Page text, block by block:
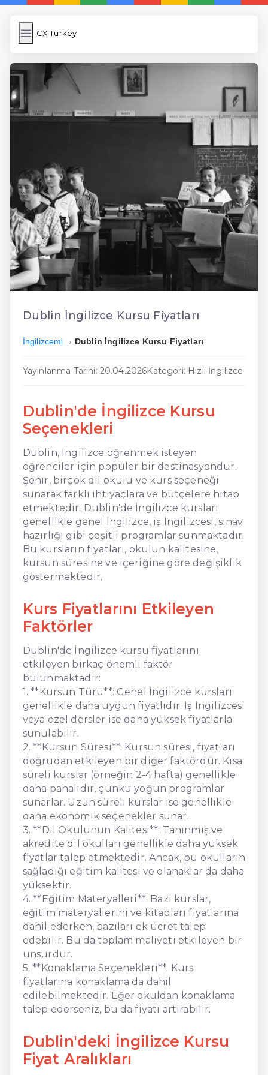
CX Turkey
CX Turkey
Link Kısaltma
WP Cache
5 Günde İngilizce
İngilizce
Dil Eğitimi
En Hızlı İngilizce
En Kolay İngilizce
En Ucuz İngilizce
En Uygun İngilizce
Dublin İngilizce Kursu Fiyatları
İngilizcemi Dublin İngilizce Kursu Fiyatları
Yayınlanma Tarihi: 20.04.2026Kategori: Hızlı İngilizce
Dublin'de İngilizce Kursu
Seçenekleri
Dublin, İngilizce öğrenmek isteyen
öğrenciler için popüler bir destinasyondur.
Şehir, birçok dil okulu ve kurs seçeneği
sunarak farklı ihtiyaçlara ve bütçelere hitap
etmektedir. Dublin'de İngilizce kursları
genellikle genel İngilizce, iş İngilizcesi, sınav
hazırlığı gibi çeşitli programlar sunmaktadır.
Bu kursların fiyatları, okulun kalitesine,
kursun süresine ve içeriğine göre değişiklik
göstermektedir.
Kurs Fiyatlarını Etkileyen
Faktörler
Dublin'de İngilizce kursu fiyatlarını
etkileyen birkaç önemli faktör
bulunmaktadır:
1. **Kursun Türü**: Genel İngilizce kursları
genellikle daha uygun fiyatlıdır. İş İngilizcesi
veya özel dersler ise daha yüksek fiyatlarla
sunulabilir.
2. **Kursun Süresi**: Kursun süresi, fiyatları
doğrudan etkileyen bir diğer faktördür. Kısa
süreli kurslar (örneğin 2-4 hafta) genellikle
daha pahalıdır, çünkü yoğun programlar
sunarlar. Uzun süreli kurslar ise genellikle
daha ekonomik seçenekler sunar.
3. **Dil Okulunun Kalitesi**: Tanınmış ve
akredite dil okulları genellikle daha yüksek
fiyatlar talep etmektedir. Ancak, bu okulların
sağladığı eğitim kalitesi ve olanaklar da daha
yüksektir.
4. **Eğitim Materyalleri**: Bazı kurslar,
eğitim materyallerini ve kitapları fiyatlarına
dahil ederken, bazıları ek ücret talep
edebilir. Bu da toplam maliyeti etkileyen bir
unsurdur.
5. **Konaklama Seçenekleri**: Kurs
fiyatlarına konaklama da dahil
edilebilmektedir. Eğer okuldan konaklama
talep ederseniz, bu da fiyatı artırabilir.
Dublin'deki İngilizce Kursu
Fiyat Aralıkları